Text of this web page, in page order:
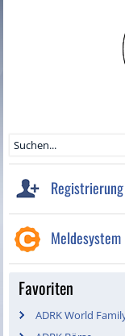
Registrierung
Meldesystem
Favoriten
ADRK World